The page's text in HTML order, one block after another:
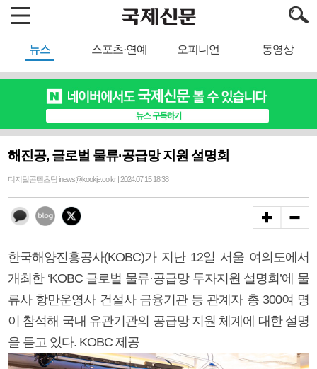
뉴스 스포츠·연예 오피니언 동영상
해진공, 글로벌 물류·공급망 지원 설명회
디지털콘텐츠팀 inews@kookje.co.kr | 2024.07.15 18:38
한국해양진흥공사(KOBC)가 지난 12일 서울 여의도에서
개최한 ‘KOBC 글로벌 물류·공급망 투자지원 설명회’에 물
류사 항만운영사 건설사 금융기관 등 관계자 총 300여 명
이 참석해 국내 유관기관의 공급망 지원 체계에 대한 설명
을 듣고 있다. KOBC 제공